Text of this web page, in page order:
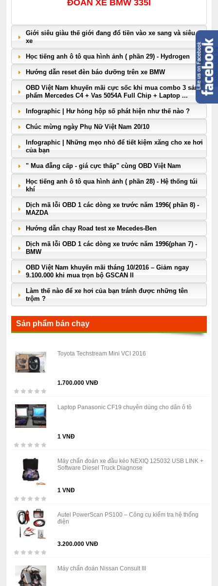
ĐOÁN XE BMW 335I
Giới siêu giàu thế giới đang đổ tiền vào xe sang và siêu
xe
Học tiếng anh ô tô qua hình ảnh ( phần 29) - Hydrogen
Hướng dẫn reset đèn báo dưỡng trên xe BMW
OBD Việt Nam khuyến mãi cực sốc khi mua combo 3 sản
phẩm Mercedes C4 + Vas 5054A Full Chip + Laptop ...
Infographic | Hư hỏng hộp số phát hiện như thế nào ?
Chúc mừng ngày Phụ Nữ Việt Nam 20/10
Infographic | Những mẹo nhỏ để tiết kiệm xăng cho xe hơi
của bạn
" Mua đẵng cấp - giá cực thấp" cùng OBD Việt Nam
Học tiếng anh ô tô qua hình ảnh ( phần 28) - Hệ thống túi
khí
Dịch mã lỗi OBD 1 các dòng xe trước năm 1996( phần 8) -
MAZDA
Hướng dẫn chạy Road test xe Mecedes-Ben
Dịch mã lỗi OBD 1 các dòng xe trước năm 1996(phan 7) -
BMW
OBD Việt Nam khuyến mãi tháng 10/2016 – Giảm ngay
9.100.000 khi mua trọn bộ GSCAN II
Làm thế nào để xe hơi của bạn tránh được những tên
trộm ?
Sản phẩm bán chạy
Toyota Techstream Mini VCI 2016
1.700.000 VNĐ
Laptop Panasonic CF19 chuyên dùng cho dân ô tô
1 VNĐ
Máy chẩn đoán xe đầu kéo NEXIQ 125032 USB LINK +
Software Diesel Truck Diagnose
1 VNĐ
Autel PowerScan PS100 – Công cụ kiểm tra hệ thống
điện
3.200.000 VNĐ
Máy chẩn đoán Nissan Consult III